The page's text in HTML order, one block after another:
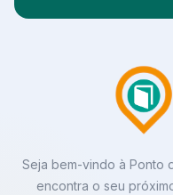
Seja bem-vindo à Ponto
encontra o seu